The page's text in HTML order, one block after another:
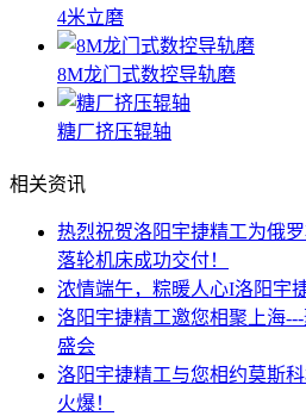
4米立磨
8M龙门式数控导轨磨
糖厂挤压辊轴
相关资讯
热烈祝贺洛阳宇捷精工为俄
落轮机床成功交付！
浓情端午，粽暖人心I洛阳宇
洛阳宇捷精工邀您相聚上海
盛会
洛阳宇捷精工与您相约莫斯
火爆！